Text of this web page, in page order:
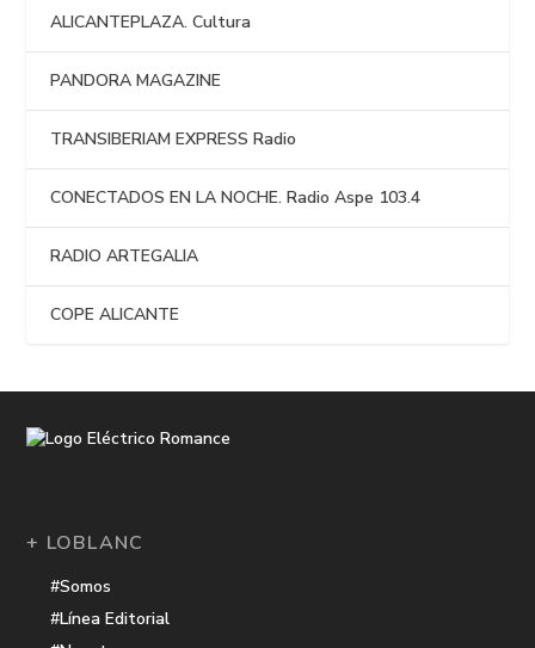
ALICANTEPLAZA. Cultura
PANDORA MAGAZINE
TRANSIBERIAM EXPRESS Radio
CONECTADOS EN LA NOCHE. Radio Aspe 103.4
RADIO ARTEGALIA
COPE ALICANTE
+ LOBLANC
#Somos
#Línea Editorial